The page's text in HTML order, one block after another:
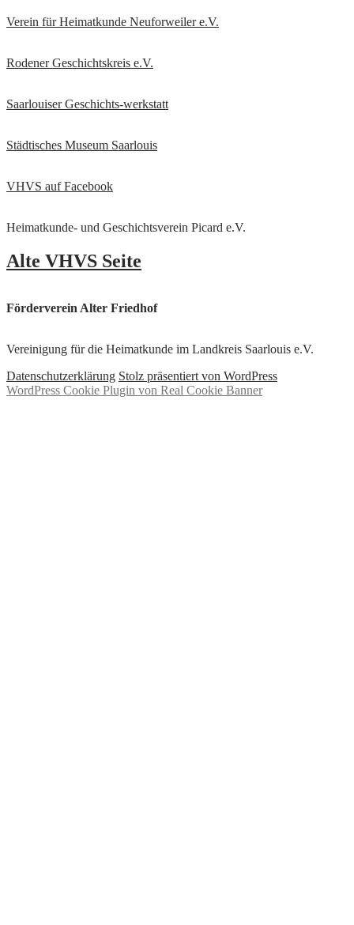
Verein für Heimatkunde Neuforweiler e.V.
Rodener Geschichtskreis e.V.
Saarlouiser Geschichts-werkstatt
Städtisches Museum Saarlouis
VHVS auf Facebook
Heimatkunde- und Geschichtsverein Picard e.V.
Alte VHVS Seite
Förderverein Alter Friedhof
Vereinigung für die Heimatkunde im Landkreis Saarlouis e.V.
Datenschutzerklärung Stolz präsentiert von WordPress
WordPress Cookie Plugin von Real Cookie Banner